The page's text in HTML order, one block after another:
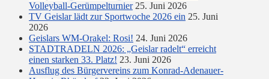
Volleyball-Gerümpelturnier 25. Juni 2026
TV Geislar lädt zur Sportwoche 2026 ein 25. Juni
2026
Geislars WM-Orakel: Rosi! 24. Juni 2026
STADTRADELN 2026: „Geislar radelt“ erreicht
einen starken 33. Platz! 23. Juni 2026
Ausflug des Bürgervereins zum Konrad-Adenauer-